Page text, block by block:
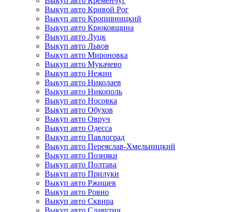
Выкуп авто Кривой Рог
Выкуп авто Кропивницкий
Выкуп авто Крюковщина
Выкуп авто Луцк
Выкуп авто Львов
Выкуп авто Мироновка
Выкуп авто Мукачево
Выкуп авто Нежин
Выкуп авто Николаев
Выкуп авто Никополь
Выкуп авто Носовка
Выкуп авто Обухов
Выкуп авто Овруч
Выкуп авто Одесса
Выкуп авто Павлоград
Выкуп авто Переяслав-Хмельницкий
Выкуп авто Позняки
Выкуп авто Полтава
Выкуп авто Прилуки
Выкуп авто Ржищев
Выкуп авто Ровно
Выкуп авто Сквира
Выкуп авто Славутич